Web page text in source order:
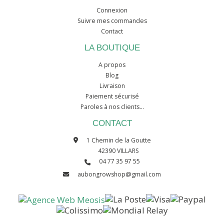
Connexion
Suivre mes commandes
Contact
LA BOUTIQUE
A propos
Blog
Livraison
Paiement sécurisé
Paroles à nos clients...
CONTACT
1 Chemin de la Goutte
42390 VILLARS
04 77 35 97 55
aubongrowshop@gmail.com